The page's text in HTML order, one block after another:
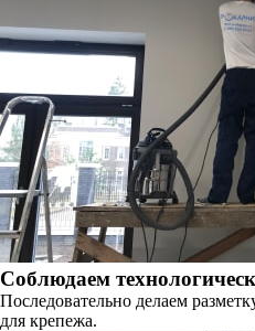
Соблюдаем
Последовательно делаем
для крепежа.